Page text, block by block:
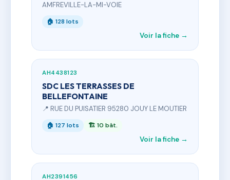
AMFREVILLE-LA-MI-VOIE
🏠 128 lots
Voir la fiche →
AH4438123
SDC LES TERRASSES DE
BELLEFONTAINE
📍 RUE DU PUISATIER 95280 JOUY LE MOUTIER
🏠 127 lots 🏗 10 bât.
Voir la fiche →
AH2391456